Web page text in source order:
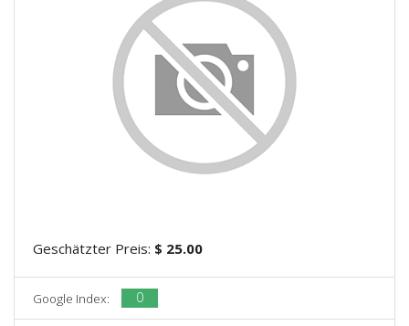
Geschätzter Preis: $ 25.00
Google Index: 0